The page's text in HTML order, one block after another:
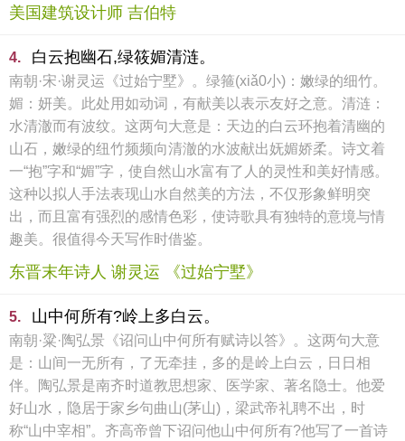
美国建筑设计师 吉伯特
4. 白云抱幽石,绿筱媚清涟。
南朝·宋·谢灵运《过始宁墅》。绿箍(xiǎ0小)：嫩绿的细竹。
媚：妍美。此处用如动词，有献美以表示友好之意。清涟：
水清澈而有波纹。这两句大意是：天边的白云环抱着清幽的
山石，嫩绿的纽竹频频向清澈的水波献出妩媚娇柔。诗文着
一“抱”字和“媚”字，使自然山水富有了人的灵性和美好情感。
这种以拟人手法表现山水自然美的方法，不仅形象鲜明突
出，而且富有强烈的感情色彩，使诗歌具有独特的意境与情
趣美。很值得今天写作时借鉴。
东晋末年诗人 谢灵运 《过始宁墅》
5. 山中何所有?岭上多白云。
南朝·粱·陶弘景《诏问山中何所有赋诗以答》。这两句大意
是：山间一无所有，了无牵挂，多的是岭上白云，日日相
伴。陶弘景是南齐时道教思想家、医学家、著名隐士。他爱
好山水，隐居于家乡句曲山(茅山)，梁武帝礼聘不出，时
称“山中宰相”。齐高帝曾下诏问他山中何所有?他写了一首诗